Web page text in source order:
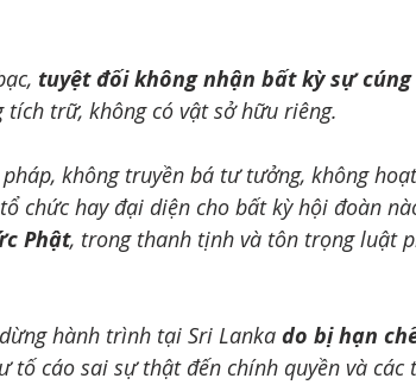
tuyệt đối không nhận bất kỳ sự
tích trữ, không có vật sở hữu riêng.
không truyền bá tư tưởng, không
chức hay đại diện cho bất kỳ hội đoàn
Phật, trong thanh tịnh và tôn trọng luật
hành trình tại Sri Lanka do bị hạn
tố cáo sai sự thật đến chính quyền và các